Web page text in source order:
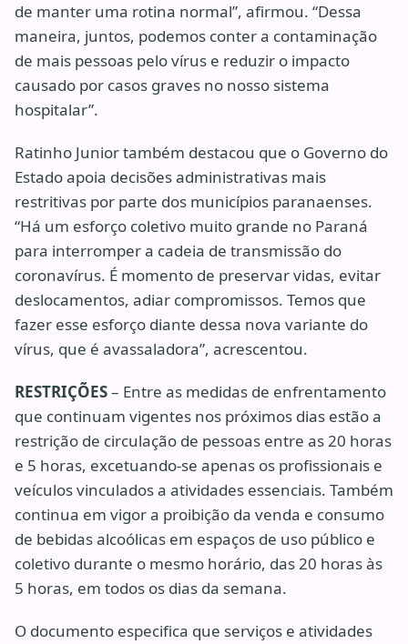
de manter uma rotina normal”, afirmou. “Dessa
maneira, juntos, podemos conter a contaminação
de mais pessoas pelo vírus e reduzir o impacto
causado por casos graves no nosso sistema
hospitalar”.
Ratinho Junior também destacou que o Governo do
Estado apoia decisões administrativas mais
restritivas por parte dos municípios paranaenses.
“Há um esforço coletivo muito grande no Paraná
para interromper a cadeia de transmissão do
coronavírus. É momento de preservar vidas, evitar
deslocamentos, adiar compromissos. Temos que
fazer esse esforço diante dessa nova variante do
vírus, que é avassaladora”, acrescentou.
RESTRIÇÕES– Entre as medidas de enfrentamento
que continuam vigentes nos próximos dias estão a
restrição de circulação de pessoas entre as 20 horas
e 5 horas, excetuando-se apenas os profissionais e
veículos vinculados a atividades essenciais. Também
continua em vigor a proibição da venda e consumo
de bebidas alcoólicas em espaços de uso público e
coletivo durante o mesmo horário, das 20 horas às
5 horas, em todos os dias da semana.
O documento especifica que serviços e atividades